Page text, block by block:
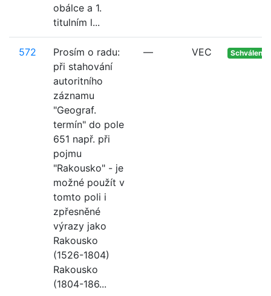
obálce a 1.
titulním l...
572
Prosím o radu:
při stahování
autoritního
záznamu
"Geograf.
termín" do pole
651 např. při
pojmu
"Rakousko" - je
možné použít v
tomto poli i
zpřesněné
výrazy jako
Rakousko
(1526-1804)
Rakousko
(1804-186...
— VEC Schváleno